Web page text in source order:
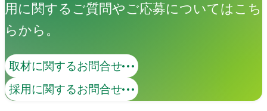
用に関するご質問やご応募についてはこち
らから。
取材に関するお問合せ
採用に関するお問合せ